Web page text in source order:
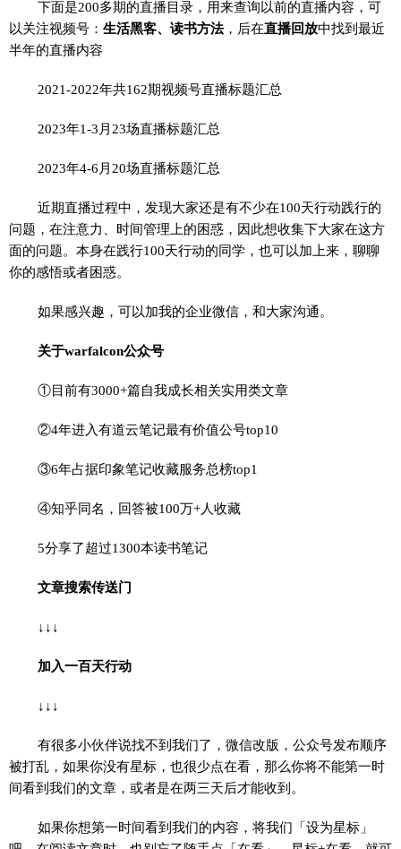
下面是200多期的直播目录，用来查询以前的直播内容，可
以关注视频号： 生活黑客、读书方法，后在直播回放中找到最近
半年的直播内容
2021-2022年共162期视频号直播标题汇总
2023年1-3月23场直播标题汇总
2023年4-6月20场直播标题汇总
近期直播过程中，发现大家还是有不少在100天行动践行的
问题，在注意力、时间管理上的困惑，因此想收集下大家在这方
面的问题。本身在践行100天行动的同学，也可以加上来，聊聊
你的感悟或者困惑。
如果感兴趣，可以加我的企业微信，和大家沟通。
关于warfalcon公众号
①目前有3000+篇自我成长相关实用类文章
②4年进入有道云笔记最有价值公号top10
③6年占据印象笔记收藏服务总榜top1
④知乎同名，回答被100万+人收藏
5分享了超过1300本读书笔记
文章搜索传送门
↓↓↓
加入一百天行动
↓↓↓
有很多小伙伴说找不到我们了，微信改版，公众号发布顺序
被打乱，如果你没有星标，也很少点在看，那么你将不能第一时
间看到我们的文章，或者是在两三天后才能收到。
如果你想第一时间看到我们的内容，将我们「设为星标」